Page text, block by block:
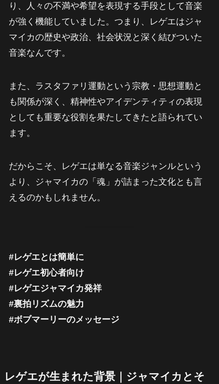
り、人々の不満や希望を表現する手段として音楽
が強く機能していました。つまり、レゲエはジャ
マイカの歴史や政治、社会状況と深く結びついた
音楽なんです。
また、ラスタファリ運動という宗教・思想運動と
も関係が深く、精神性やアイデンティティの表現
としても重要な役割を果たしてきたと語られてい
ます。
だからこそ、レゲエは単なる音楽ジャンルという
より、ジャマイカの「魂」が詰まった文化とも言
えるのかもしれません。
#レゲエとは簡単に
#レゲエ初心者向け
#レゲエジャマイカ発祥
#裏拍リズムの魅力
#ボブマーリーのメッセージ
レゲエが生まれた背景｜ジャマイカとそ